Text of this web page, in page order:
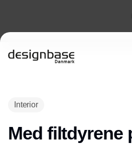
Interior
Med filtdyrene